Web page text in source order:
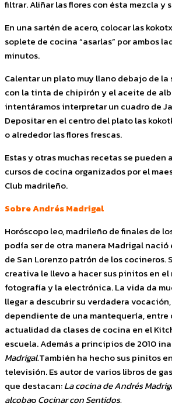
filtrar. Aliñar las flores con ésta mezcla y
En una sartén de acero, colocar las
soplete de cocina “asarlas” por ambos
minutos.
Calentar un plato muy llano debajo de
con la tinta de chipirón y el aceite de
intentáramos interpretar un cuadro de
Depositar en el centro del plato las
o alrededor las flores frescas.
Estas y otras muchas recetas se pueden
cursos de cocina organizados por el
Club madrileño.
Sobre Andrés Madrigal
Horóscopo leo, madrileño de finales de
podía ser de otra manera Madrigal nació
de San Lorenzo patrón de los cocineros.
creativa le llevo a hacer sus pinitos en el
fotografía y la electrónica. La vida da
llegar a descubrir su verdadera
dependiente de una mantequería, entre
actualidad da clases de cocina en el
escuela. Además a principios de 2010
Madrigal.También ha hecho sus pinitos
televisión. Es autor de varios libros de
que destacan:La cocina de Andrés
alcobaoCocinar con Sentidos.